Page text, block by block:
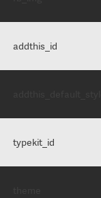
addthis_id
typekit_id